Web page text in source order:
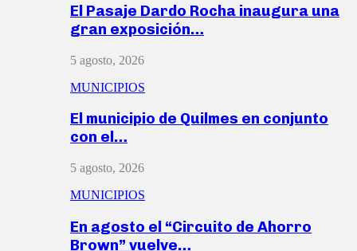
El Pasaje Dardo Rocha inaugura una
gran exposición…
5 agosto, 2026
MUNICIPIOS
El municipio de Quilmes en conjunto
con el…
5 agosto, 2026
MUNICIPIOS
En agosto el “Circuito de Ahorro
Brown” vuelve…